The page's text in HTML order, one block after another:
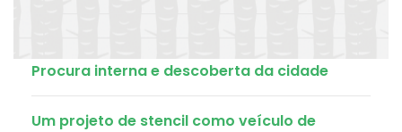
Procura interna e descoberta da cidade
Um projeto de stencil como veículo de